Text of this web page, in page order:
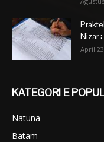
Nizar
April
KATEGORI E
Natuna
Batam